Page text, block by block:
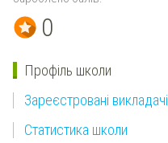
0
Профіль школи
Зареєстровані викладачі
Статистика школи